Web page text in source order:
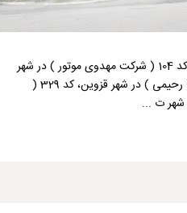
نمایندگی های کد 104 ( شرکت مهدوی موتور ) در شهر
تبریز، کد 292 ( رحیمی ) در شهر قزوین، کد 329 (
شهر ت ...